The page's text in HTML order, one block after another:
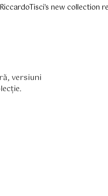
new
versiuni